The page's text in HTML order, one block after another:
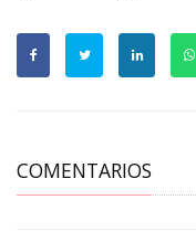
COMENTARIOS